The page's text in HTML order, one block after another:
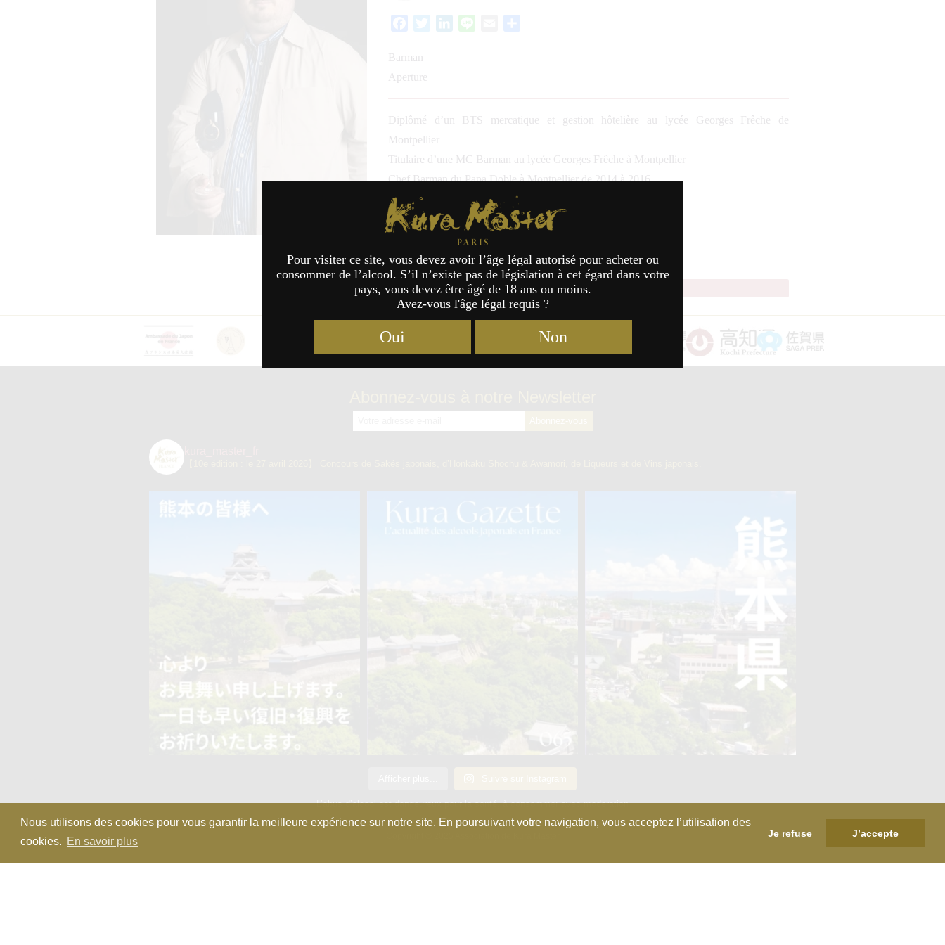
Nous utilisons des cookies pour vous garantir la meilleure expérience sur notre site. En poursuivant votre navigation, vous acceptez l’utilisation des
cookies. En savoir plus
Je refuse J’accepte
FacebookTwitterLinkedIn Email
Barman
Aperture
Diplômé d’un BTS mercatique et gestion hôtelière au lycée Georges Frêche de
Montpellier
Titulaire d’une MC Barman au lycée Georges Frêche à Montpellier
Chef Barman du Papa Doble à Montpellier de 2014 à 2016
Chef Barman d’Aperture à Montpellier depuis 2018
Vainqueur en 2015 des Trophées du Bar en équipe.
Vainqueur en 2016 du Grand Prix Havana Club France
Finaliste de plusieurs concours nationaux.
Jury Honkaku-shochu & Awamori 2024
L’abus d’alcool est dangeureux pour la santé, à consommer avec moderation
Kura Master Paris
Pour visiter ce site, vous devez avoir l’âge légal autorisé pour acheter ou
consommer de l’alcool. S’il n’existe pas de législation à cet égard dans votre
pays, vous devez être âgé de 18 ans ou moins.
Avez-vous l'âge légal requis ?
Oui Non